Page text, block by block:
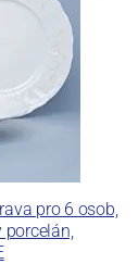
&
pro 6 osob,